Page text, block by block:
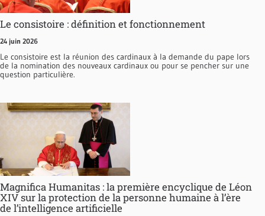
Le consistoire : définition et fonctionnement
24 juin 2026
Le consistoire est la réunion des cardinaux à la demande du pape lors
de la nomination des nouveaux cardinaux ou pour se pencher sur une
question particulière.
Magnifica Humanitas : la première encyclique de Léon
XIV sur la protection de la personne humaine à l’ère
de l’intelligence artificielle